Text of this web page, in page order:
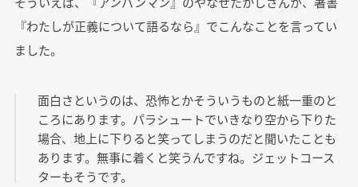
『わたしが正義について語るなら』でこんなことを言ってい
ました。
面白さというのは、恐怖とかそういうものと紙一重のと
ころにあります。パラシュートでいきなり空から下りた
場合、地上に下りると笑ってしまうのだと聞いたことも
あります。無事に着くと笑うんですね。ジェットコース
ターもそうです。